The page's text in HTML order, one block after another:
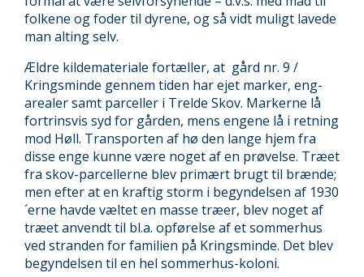
folkene og foder til dyrene, og så vidt muligt lavede
man alting selv.
Ældre kildemateriale fortæller, at gård nr. 9 /
Kringsminde gennem tiden har ejet marker, eng-
arealer samt parceller i Trelde Skov. Markerne lå
fortrinsvis syd for gården, mens engene lå i retning
mod Høll. Transporten af hø den lange hjem fra
disse enge kunne være noget af en prøvelse. Træet
fra skov-parcellerne blev primært brugt til brænde;
men efter at en kraftig storm i begyndelsen af 1930
´erne havde væltet en masse træer, blev noget af
træet anvendt til bl.a. opførelse af et sommerhus
ved stranden for familien på Kringsminde. Det blev
begyndelsen til en hel sommerhus-koloni.